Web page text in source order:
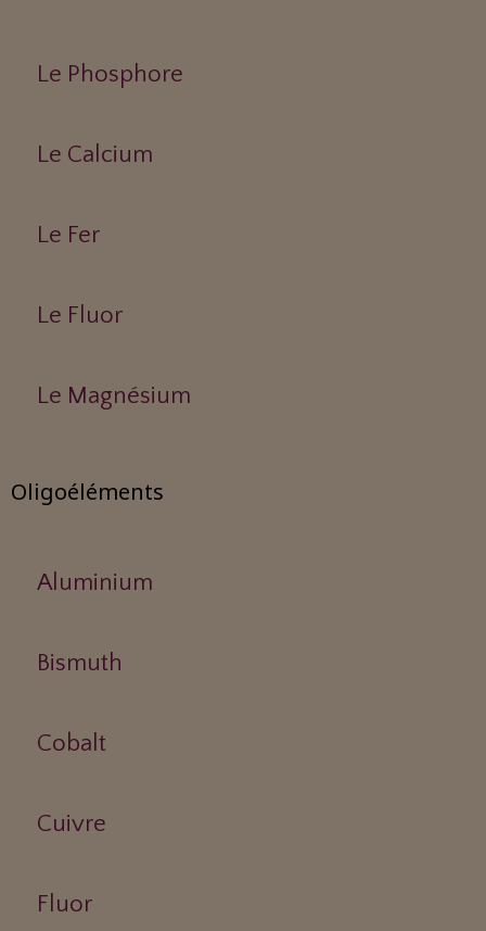
Le Phosphore
Le Calcium
Le Fer
Le Fluor
Le Magnésium
Oligoéléments
Aluminium
Bismuth
Cobalt
Cuivre
Fluor